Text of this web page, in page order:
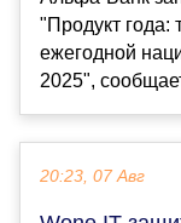
"Продукт года:
ежегодной
2025",
20:23, 07 Авг